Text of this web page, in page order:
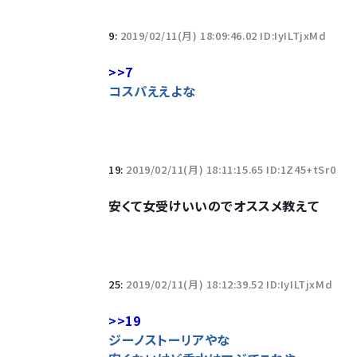
9: 2019/02/11(月) 18:09:46.02 ID:IyILTjxMd
>>7
コスパええよな
19: 2019/02/11(月) 18:11:15.65 ID:1Z45+tSr0
安くて女受けいいのでオススメ教えて
25: 2019/02/11(月) 18:12:39.52 ID:IyILTjxMd
>>19
ジーノストーリアやな